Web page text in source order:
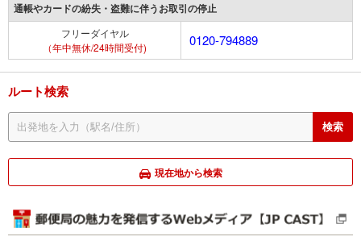
通帳やカードの紛失・盗難に伴うお取引の停止
フリーダイヤル
（年中無休/24時間受付)
0120-794889
ルート検索
現在地から検索